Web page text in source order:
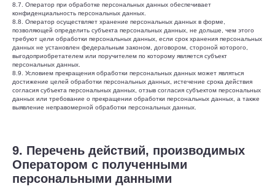
8.7. Оператор при обработке персональных данных обеспечивает
конфиденциальность персональных данных.
8.8. Оператор осуществляет хранение персональных данных в форме,
позволяющей определить субъекта персональных данных, не дольше, чем этого
требуют цели обработки персональных данных, если срок хранения персональных
данных не установлен федеральным законом, договором, стороной которого,
выгодоприобретателем или поручителем по которому является субъект
персональных данных.
8.9. Условием прекращения обработки персональных данных может являться
достижение целей обработки персональных данных, истечение срока действия
согласия субъекта персональных данных, отзыв согласия субъектом персональных
данных или требование о прекращении обработки персональных данных, а также
выявление неправомерной обработки персональных данных.
9. Перечень действий, производимых
Оператором с полученными
персональными данными